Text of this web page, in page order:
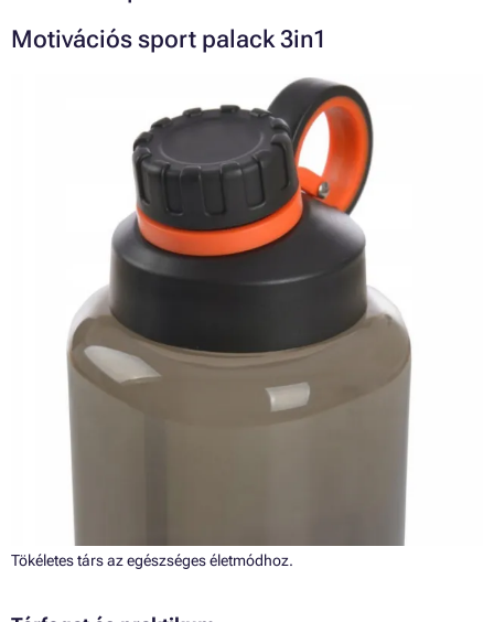
Motivációs sport palack 3in1
Tökéletes társ az egészséges életmódhoz.